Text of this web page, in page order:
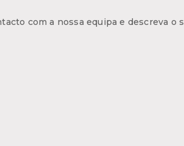
com a nossa equipa e descreva o